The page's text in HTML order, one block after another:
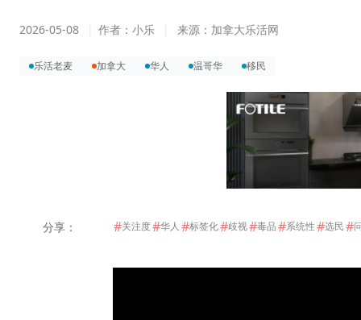
2026-05-08 作者： 小乐 来源： 加拿大乐活网
乐活老麦 加拿大 华人 温哥华 移民
分享： #关注度#华人 #标签化#歧视#毒品#系统性#选民#